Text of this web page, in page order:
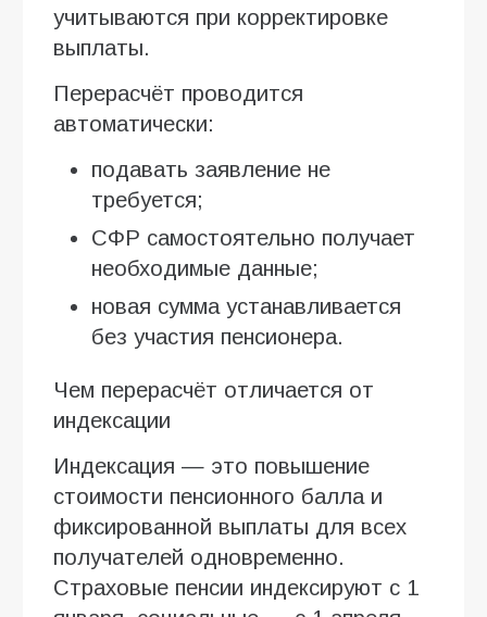
учитываются при корректировке
выплаты.
Перерасчёт проводится
автоматически:
подавать заявление не
требуется;
СФР самостоятельно получает
необходимые данные;
новая сумма устанавливается
без участия пенсионера.
Чем перерасчёт отличается от
индексации
Индексация — это повышение
стоимости пенсионного балла и
фиксированной выплаты для всех
получателей одновременно.
Страховые пенсии индексируют с 1